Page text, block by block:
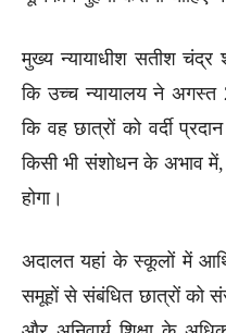
मुख्य न्यायाधीश सतीश चंद्र
कि उच्च न्यायालय ने अगस्त
कि वह छात्रों को वर्दी
किसी भी संशोधन के अभाव में,
होगा।
अदालत यहां के स्कूलों में
समूहों से संबंधित छात्रों को